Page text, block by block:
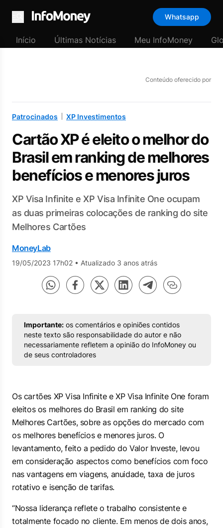
Menu
Whatsapp
Início Últimas Notícias Meu InfoMoney
Conteúdo oferecido por
Patrocinados XP Investimentos
Cartão XP é eleito o melhor do
Brasil em ranking de melhores
benefícios e menores juros
XP Visa Infinite e XP Visa Infinite One ocupam
as duas primeiras colocações de ranking do site
Melhores Cartões
MoneyLab
19/05/2023 17h02 • Atualizado 3 anos atrás
Importante: os comentários e opiniões contidos
neste texto são responsabilidade do autor e não
necessariamente refletem a opinião do InfoMoney ou
de seus controladores
Os cartões XP Visa Infinite e XP Visa Infinite One foram
eleitos os melhores do Brasil em ranking do site
Melhores Cartões, sobre as opções do mercado com
os melhores benefícios e menores juros. O
levantamento, feito a pedido do Valor Investe, levou
em consideração aspectos como benefícios com foco
nas vantagens em viagens, anuidade, taxa de juros
rotativo e isenção de tarifas.
“Nossa liderança reflete o trabalho consistente e
totalmente focado no cliente. Em menos de dois anos,